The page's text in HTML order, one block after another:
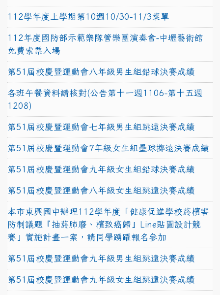
112學年度上學期第10週10/30-11/3菜單
112年度國防部示範樂隊管樂團演奏會-中壢藝術館
免費索票入場
第51屆校慶暨運動會八年級男生組鉛球決賽成績
各班午餐資料請核對(公告第十一週1106-第十五週
1208)
第51屆校慶暨運動會七年級男生組跳遠決賽成績
第51屆校慶暨運動會7年級女生組壘球擲遠決賽成績
第51屆校慶暨運動會九年級女生組鉛球決賽成績
第51屆校慶暨運動會八年級女生組跳遠決賽成績
本市東興國中辦理112學年度「健康促進學校菸檳害
防制議題『抽菸肺廢、檳致癌歸』Line貼圖設計競
賽」實施計畫一案，請同學踴躍報名參加
第51屆校慶暨運動會九年級男生組跳遠決賽成績
第51屆校慶暨運動會九年級女生組跳遠決賽成績